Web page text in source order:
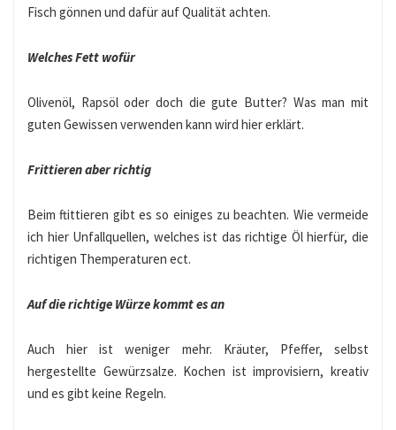
Fisch gönnen und dafür auf Qualität achten.
Welches Fett wofür
Olivenöl, Rapsöl oder doch die gute Butter? Was man mit
guten Gewissen verwenden kann wird hier erklärt.
Frittieren aber richtig
Beim ftittieren gibt es so einiges zu beachten. Wie vermeide
ich hier Unfallquellen, welches ist das richtige Öl hierfür, die
richtigen Themperaturen ect.
Auf die richtige Würze kommt es an
Auch hier ist weniger mehr. Kräuter, Pfeffer, selbst
hergestellte Gewürzsalze. Kochen ist improvisiern, kreativ
und es gibt keine Regeln.